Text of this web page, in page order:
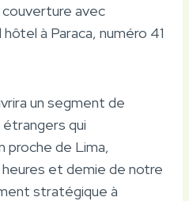
couverture avec
à Paraca, numéro 41
un segment de
qui
proche de Lima,
heures et demie de notre
stratégique à